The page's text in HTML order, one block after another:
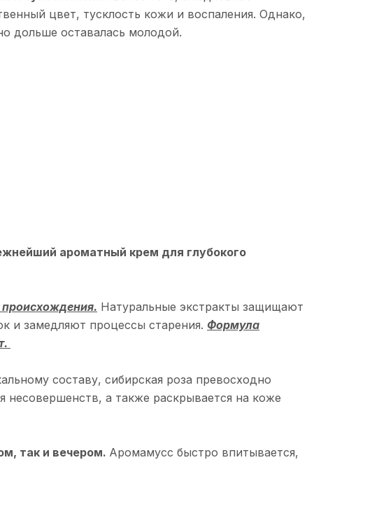
цвет, тусклость кожи и воспаления. Однако,
дольше оставалась молодой.
ароматный крем для глубокого
Натуральные экстракты защищают
и замедляют процессы старения. Формула
составу, сибирская роза превосходно
несовершенств, а также раскрывается на коже
так и вечером. Аромамусс быстро впитывается,